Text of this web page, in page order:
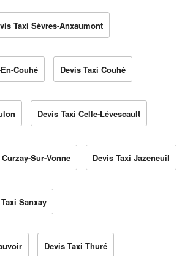
Taxi Sèvres-Anxaumont
Couhé Devis Taxi Couhé
Devis Taxi Celle-Lévescault
Sur-Vonne Devis Taxi Jazeneuil
Sanxay
Devis Taxi Thuré